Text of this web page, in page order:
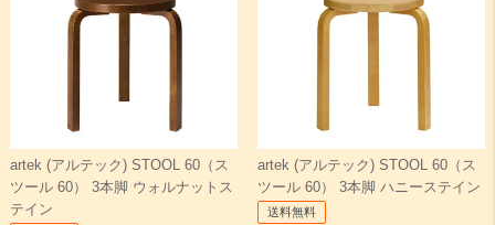
artek (アルテック) STOOL 60（ス
ツール 60） 3本脚 ウォルナットス
テイン
artek (アルテック) STOOL 60（ス
ツール 60） 3本脚 ハニーステイン
送料無料